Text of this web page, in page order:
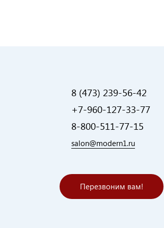
8 (473) 239-56-42
+7-960-127-33-77
8-800-511-77-15
salon@modern1.ru
Перезвоним вам!